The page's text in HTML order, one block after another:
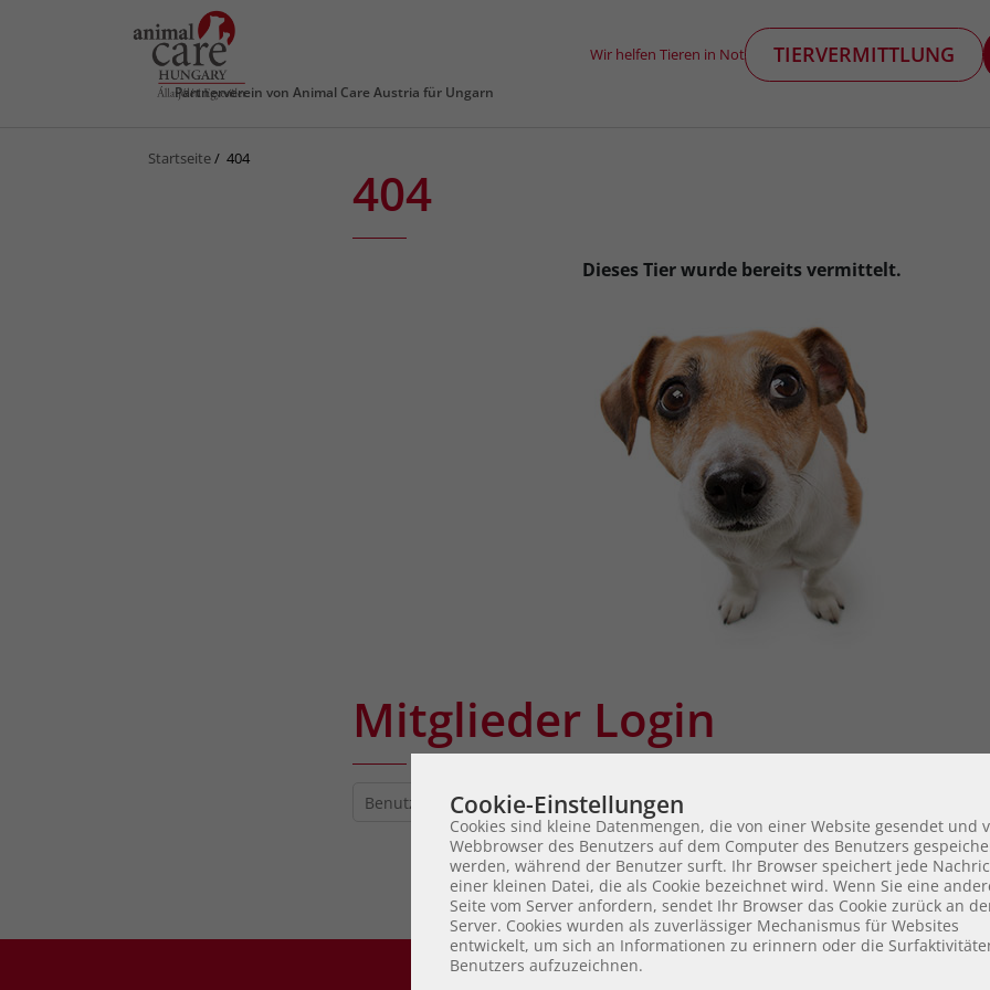
Cookie-Einstellungen
Cookies sind kleine Datenmengen, die von einer Website gesendet und
Webbrowser des Benutzers auf dem Computer des Benutzers
werden, während der Benutzer surft. Ihr Browser speichert jede
einer kleinen Datei, die als Cookie bezeichnet wird. Wenn Sie eine
Seite vom Server anfordern, sendet Ihr Browser das Cookie zurück an
Server. Cookies wurden als zuverlässiger Mechanismus für Websites
entwickelt, um sich an Informationen zu erinnern oder die
Benutzers aufzuzeichnen.
Partnerverein von Animal Care Austria für Ungarn
Wir helfen Tieren in Not TIERVERMITTLUNG
Startseite 404
404
Dieses Tier wurde bereits vermittelt.
Mitglieder Login